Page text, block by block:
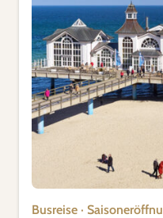
Busreise ·